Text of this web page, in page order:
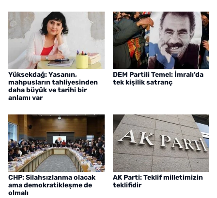
Yüksekdağ: Yasanın,
mahpusların tahliyesinden
daha büyük ve tarihi bir
anlamı var
DEM Partili Temel: İmralı’da
tek kişilik satranç
CHP: Silahsızlanma olacak
ama demokratikleşme de
olmalı
AK Parti: Teklif milletimizin
teklifidir